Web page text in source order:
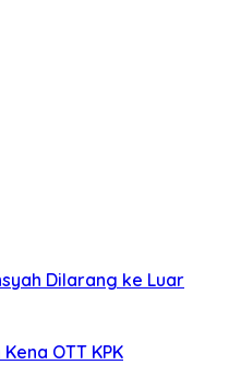
Dilarang ke Luar
OTT KPK